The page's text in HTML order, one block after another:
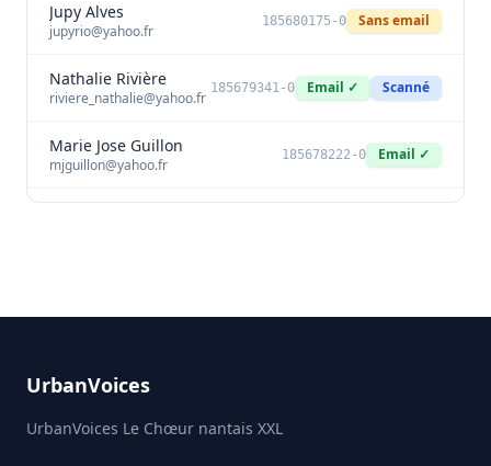
Jupy Alves
jupyrio@yahoo.fr
185680175-0 Sans email
Nathalie Rivière
riviere_nathalie@yahoo.fr
185679341-0 Email ✓ Scanné
Marie Jose Guillon
mjguillon@yahoo.fr
185678222-0 Email ✓
rattierchristelle@gmail.com
185670902-0
UrbanVoices
UrbanVoices Le Chœur nantais XXL